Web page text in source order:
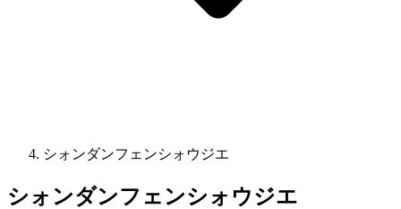
シォンダンフェンシォウジエ
シォンダンフェンシォウジエ